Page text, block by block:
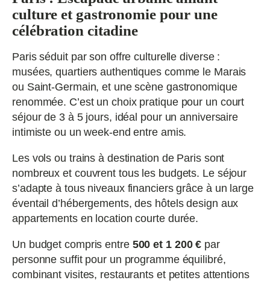
culture et gastronomie pour une
célébration citadine
Paris séduit par son offre culturelle diverse :
musées, quartiers authentiques comme le Marais
ou Saint-Germain, et une scène gastronomique
renommée. C’est un choix pratique pour un court
séjour de 3 à 5 jours, idéal pour un anniversaire
intimiste ou un week-end entre amis.
Les vols ou trains à destination de Paris sont
nombreux et couvrent tous les budgets. Le séjour
s’adapte à tous niveaux financiers grâce à un large
éventail d’hébergements, des hôtels design aux
appartements en location courte durée.
Un budget compris entre 500 et 1 200 € par
personne suffit pour un programme équilibré,
combinant visites, restaurants et petites attentions